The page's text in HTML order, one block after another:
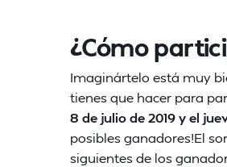
¿Cómo
Imaginártelo está muy
tienes que hacer para
8 de julio de 2019 y el
posibles ganadores!El
siguientes de los